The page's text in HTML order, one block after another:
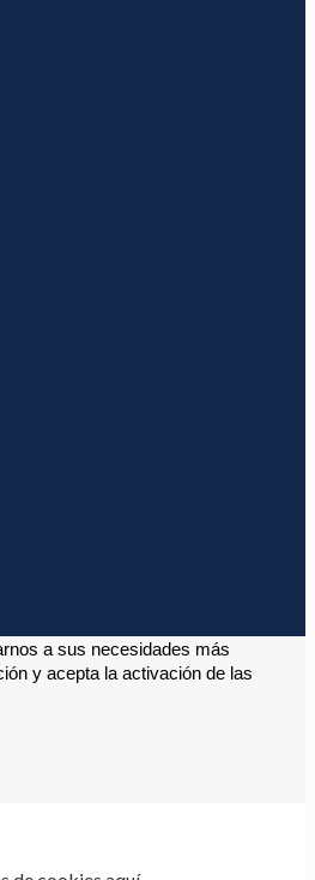
a sus necesidades más
y acepta la activación de las